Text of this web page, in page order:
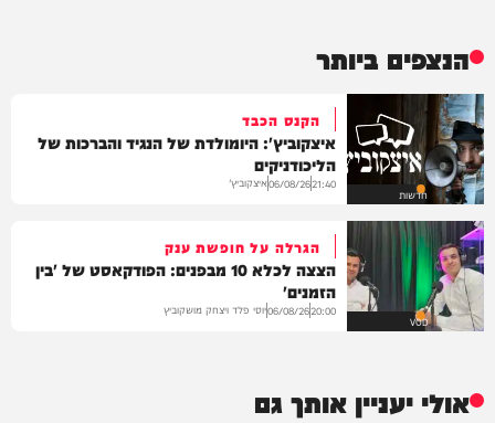
הנצפים ביותר
חדשות
הקנס הכבד
איצקוביץ': היומולדת של הנגיד והברכות של
הליכודניקים
21:40
06/08/26איצקוביץ'
VOD
הגרלה על חופשת ענק
הצצה לכלא 10 מבפנים: הפודקאסט של 'בין
הזמנים'
20:00
06/08/26יוסי פלד ויצחק מושקוביץ
אולי יעניין אותך גם